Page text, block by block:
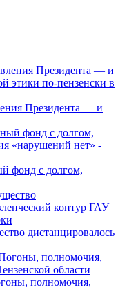
Президента — и
фонд с долгом,
дистанцировалось
полномочия,